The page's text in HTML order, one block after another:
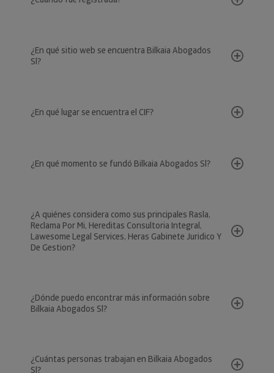
¿En qué sitio web se encuentra Bilkaia Abogados
Sl?
¿En qué lugar se encuentra el CIF?
¿En qué momento se fundó Bilkaia Abogados Sl?
¿A quiénes considera como sus principales Rasla,
Reclama Por Mi, Hereditas Consultoria Integral,
Lawesome Legal Services, Heras Gabinete Juridico Y
De Gestion?
¿Dónde puedo encontrar más información sobre
Bilkaia Abogados Sl?
¿Cuántas personas trabajan en Bilkaia Abogados
Sl?